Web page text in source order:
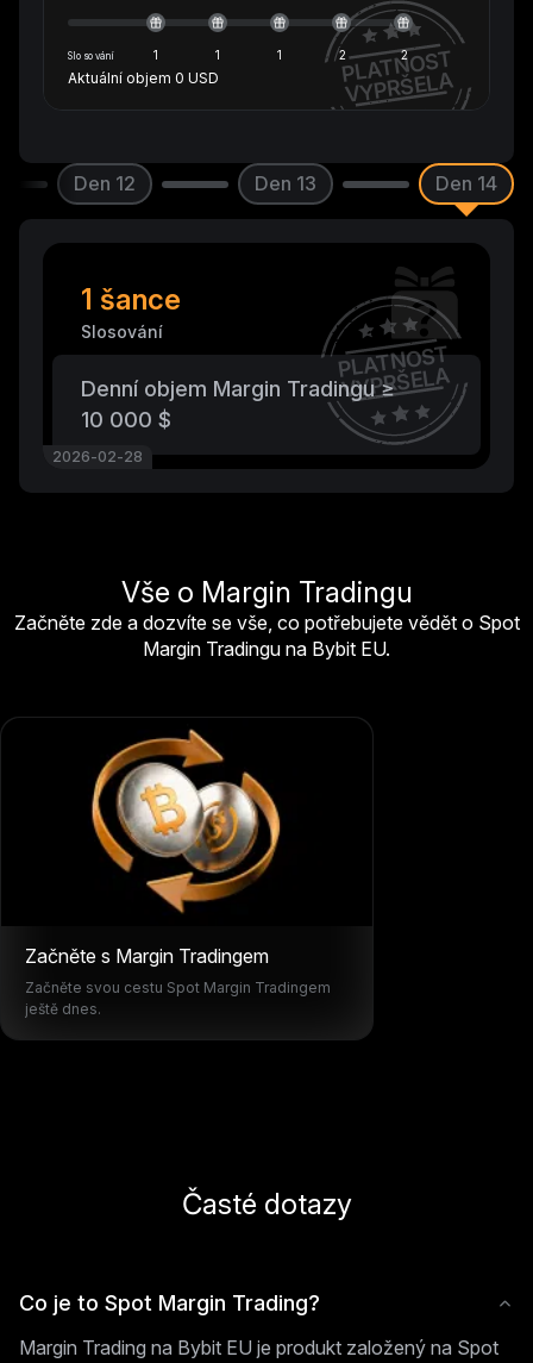
Slosování 1 1 1 2 2
Aktuální objem 0 USD PLATNOST
VYPRŠELA
Den 12 Den 13 Den 14
1 šance
Slosování
Denní objem Margin Tradingu ≥
10 000 $
PLATNOST
VYPRŠELA
2026-02-28
Vše o Margin Tradingu
Začněte zde a dozvíte se vše, co potřebujete vědět o Spot
Margin Tradingu na Bybit EU.
Začněte s Margin Tradingem
Začněte svou cestu Spot Margin Tradingem
ještě dnes.
Časté dotazy
Co je to Spot Margin Trading?
Margin Trading na Bybit EU je produkt založený na Spot